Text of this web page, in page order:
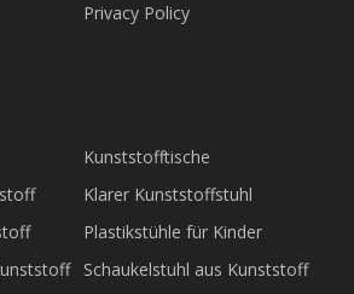
Privacy Policy
Kunststofftische
Klarer Kunststoffstuhl
Plastikstühle für Kinder
Schaukelstuhl aus Kunststoff